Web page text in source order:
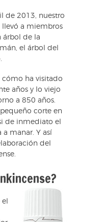
de 2013, nuestro
llevó a miembros
árbol de la
el árbol del
cómo ha visitado
años y lo viejo
a 850 años.
corte en
de inmediato el
a manar. Y así
del